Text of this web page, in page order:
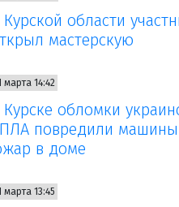
Курской области
мастерскую
марта 14:42
Курске обломки
повредили
в доме
марта 13:45